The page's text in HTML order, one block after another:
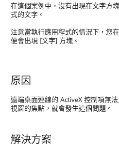
在這個案例中，沒有出現在文字方
式的文字。
注意當執行應用程式的情況下，您
便會出現 [文字] 方塊。
原因
遠端桌面連線的 ActiveX 控制項無
視窗的焦點，就會發生這個問題。
解決方案